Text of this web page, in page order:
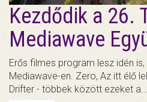
Kezdődik a 26.
Mediawave
Erős filmes program lesz idén
Mediawave-en. Zero, Az itt élő
Drifter - többek között ezeket a…